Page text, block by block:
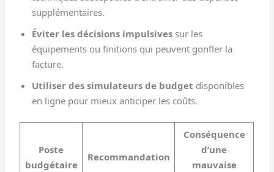
supplémentaires.
Éviter les décisions impulsives sur les
équipements ou finitions qui peuvent gonfler la
facture.
Utiliser des simulateurs de budget disponibles
en ligne pour mieux anticiper les coûts.
Poste
budgétaire
Recommandation
Conséquence
d’une
mauvaise